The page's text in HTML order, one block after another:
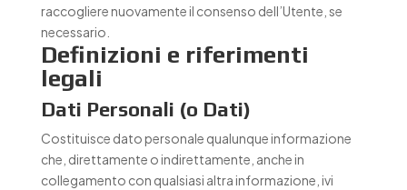
raccogliere nuovamente il consenso dell’Utente, se
necessario.
Definizioni e riferimenti
legali
Dati Personali (o Dati)
Costituisce dato personale qualunque informazione
che, direttamente o indirettamente, anche in
collegamento con qualsiasi altra informazione, ivi